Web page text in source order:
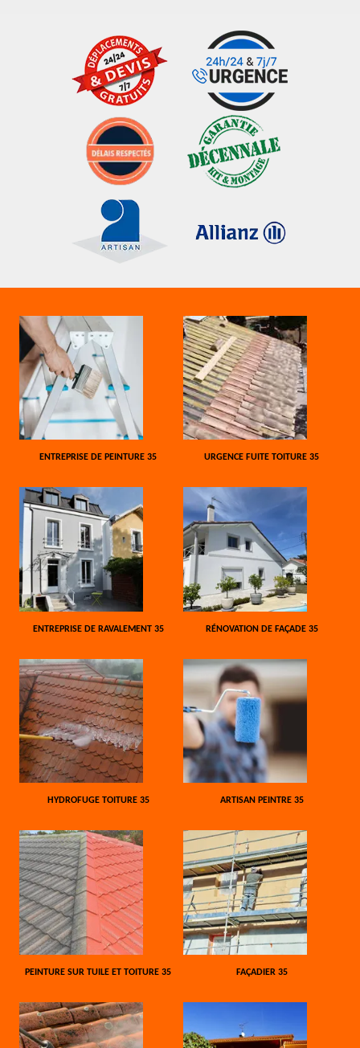
ENTREPRISE DE PEINTURE 35 URGENCE FUITE TOITURE 35
ENTREPRISE DE RAVALEMENT 35 RÉNOVATION DE FAÇADE 35
HYDROFUGE TOITURE 35 ARTISAN PEINTRE 35
PEINTURE SUR TUILE ET TOITURE 35 FAÇADIER 35